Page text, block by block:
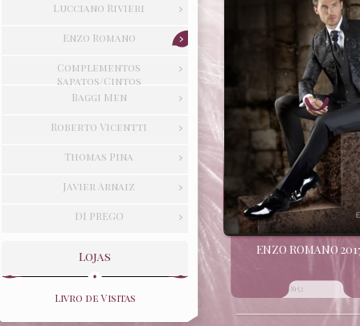
Lucciano Rivieri
Enzo Romano
Complementos
Sapatos/Cintos
Baggi Men
Roberto Vicentti
Thomas Pina
Javier Arnaiz
DI PREGO
Lojas
Livro de Visitas
ENZO ROMANO
...
8152